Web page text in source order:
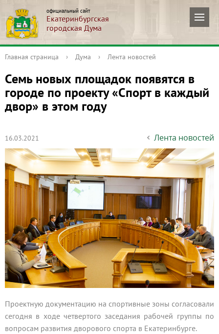
официальный сайт
Екатеринбургская
городская Дума
Главная страница › Дума › Лента новостей
Семь новых площадок появятся в
городе по проекту «Спорт в каждый
двор» в этом году
16.03.2021 Лента новостей
Проектную документацию на спортивные зоны согласовали
сегодня в ходе четвертого заседания рабочей группы по
вопросам развития дворового спорта в Екатеринбурге.